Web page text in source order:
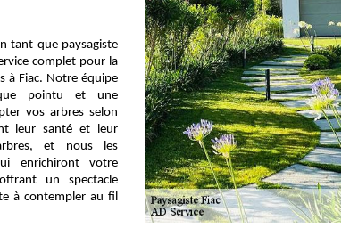
tant que paysagiste
complet pour la
à Fiac. Notre équipe
pointu et une
vos arbres selon
leur santé et leur
et nous les
enrichiront votre
un spectacle
à contempler au fil